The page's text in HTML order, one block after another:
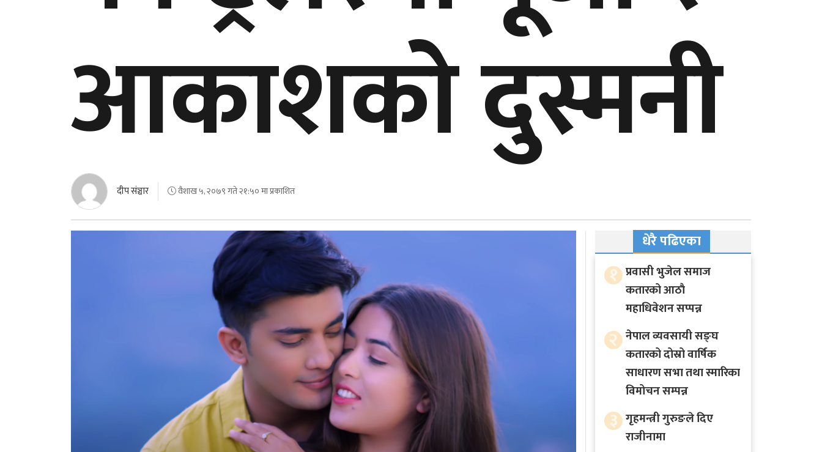
आकाशको दुस्मनी
दीप संञ्चार वैशाख ५, २०७९ गते २१:५० मा प्रकाशित
धेरै पढिएका
१ प्रवासी भुजेल समाज
कतारको आठाै
महाधिवेशन सप्पन्न
२ नेपाल व्यवसायी सङ्घ
कतारको दोस्रो वार्षिक
साधारण सभा तथा स्मारिका
विमोचन सम्पन्न
३ गृहमन्त्री गुरुङले दिए
राजीनामा